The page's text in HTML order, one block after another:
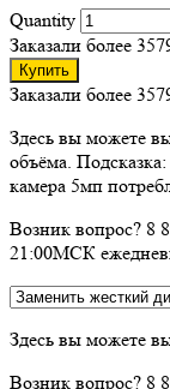
Quantity
Заказали более
Купить
Заказали более
Здесь вы можете
объёма.
камера 5мп
Возник вопрос? 8
21:00МСК
Здесь вы можете
Возник вопрос? 8